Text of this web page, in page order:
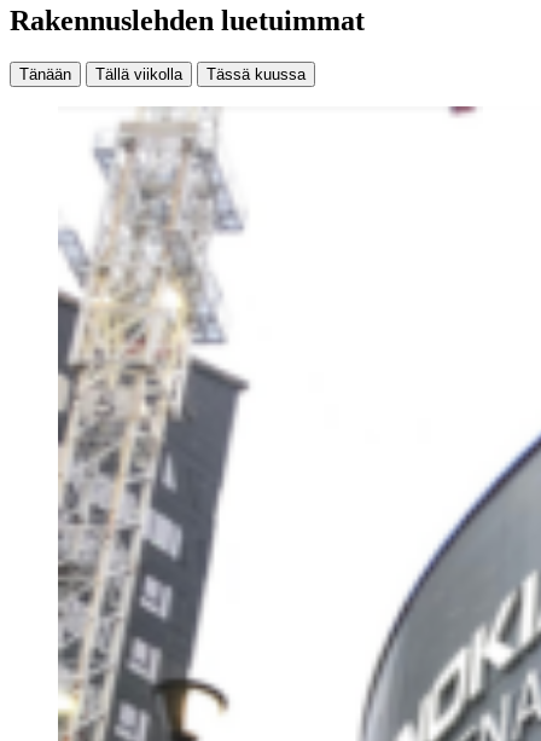
Rakennuslehden luetuimmat
Tänään Tällä viikolla Tässä kuussa